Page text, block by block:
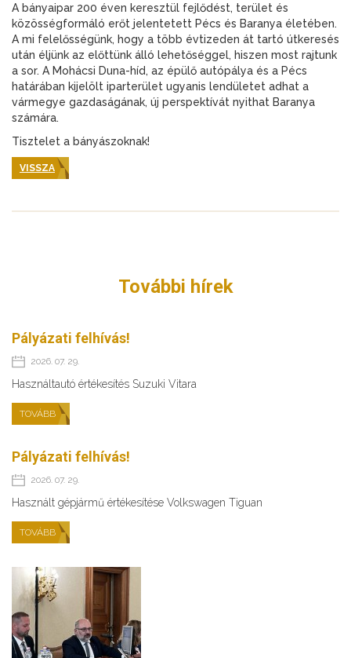
A bányaipar 200 éven keresztül fejlődést, terület és
közösségformáló erőt jelentetett Pécs és Baranya életében.
A mi felelősségünk, hogy a több évtizeden át tartó útkeresés
után éljünk az előttünk álló lehetőséggel, hiszen most rajtunk
a sor. A Mohácsi Duna-híd, az épülő autópálya és a Pécs
határában kijelölt iparterület ugyanis lendületet adhat a
vármegye gazdaságának, új perspektívát nyithat Baranya
számára.
Tisztelet a bányászoknak!
VISSZA
További hírek
Pályázati felhívás!
2026. 07. 29.
Használtautó értékesítés Suzuki Vitara
TOVÁBB
Pályázati felhívás!
2026. 07. 29.
Használt gépjármű értékesítése Volkswagen Tiguan
TOVÁBB